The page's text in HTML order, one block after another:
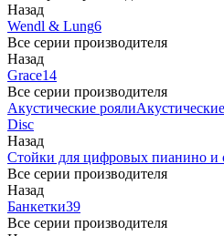
Назад
Wendl & Lung6
Все серии производителя
Назад
Grace14
Все серии производителя
Акустические рояли
Disc
Назад
Стойки для цифровых пианино и
Все серии производителя
Назад
Банкетки39
Все серии производителя